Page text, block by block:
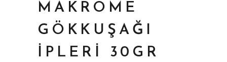
MAKROME
GÖKKUŞAĞI
İPLERI 30GR